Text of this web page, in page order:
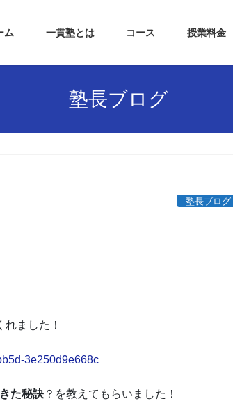
ム 一貫塾とは コース 授業料金
塾長ブログ
塾長ブログ
ました！
3e250d9e668c
た秘訣 ？を教えてもらいました！